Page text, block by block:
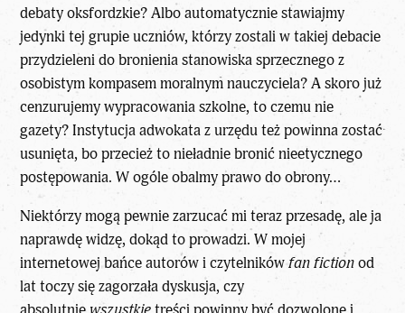
debaty oksfordzkie? Albo automatycznie stawiajmy
jedynki tej grupie uczniów, którzy zostali w takiej debacie
przydzieleni do bronienia stanowiska sprzecznego z
osobistym kompasem moralnym nauczyciela? A skoro już
cenzurujemy wypracowania szkolne, to czemu nie
gazety? Instytucja adwokata z urzędu też powinna zostać
usunięta, bo przecież to nieładnie bronić nieetycznego
postępowania. W ogóle obalmy prawo do obrony…
Niektórzy mogą pewnie zarzucać mi teraz przesadę, ale ja
naprawdę widzę, dokąd to prowadzi. W mojej
internetowej bańce autorów i czytelnikówfan fictionod
lat toczy się zagorzała dyskusja, czy